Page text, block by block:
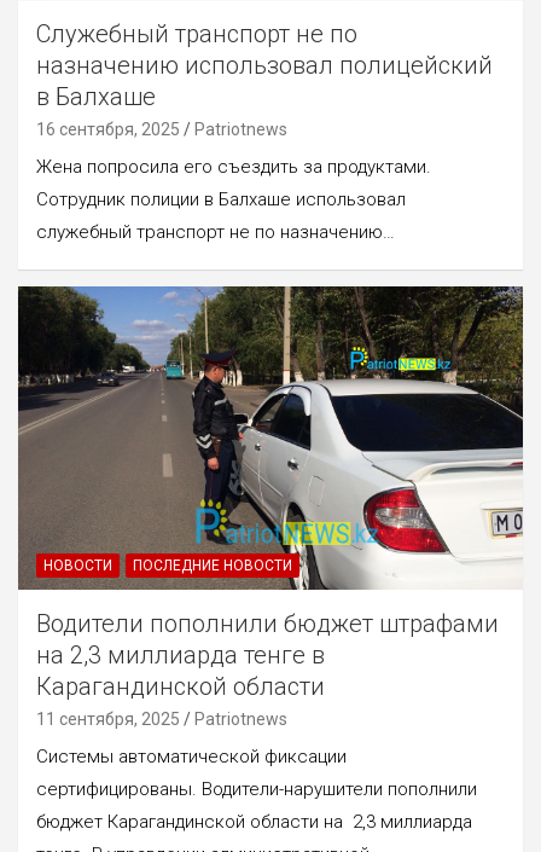
Служебный транспорт не по
назначению использовал полицейский
в Балхаше
16 сентября, 2025 Patriotnews
Жена попросила его съездить за продуктами.
Сотрудник полиции в Балхаше использовал
служебный транспорт не по назначению…
НОВОСТИ ПОСЛЕДНИЕ НОВОСТИ
Водители пополнили бюджет штрафами
на 2,3 миллиарда тенге в
Карагандинской области
11 сентября, 2025 Patriotnews
Системы автоматической фиксации
сертифицированы. Водители-нарушители пополнили
бюджет Карагандинской области на 2,3 миллиарда